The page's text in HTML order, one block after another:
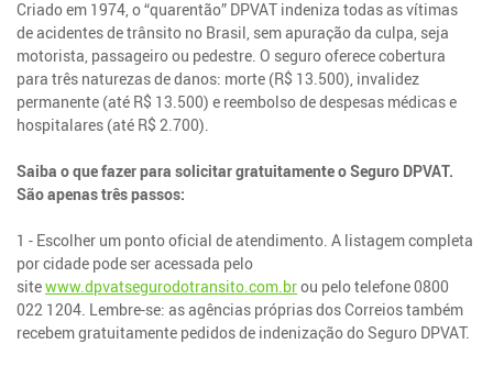
Criado em 1974, o “quarentão” DPVAT indeniza todas as vítimas
de acidentes de trânsito no Brasil, sem apuração da culpa, seja
motorista, passageiro ou pedestre. O seguro oferece cobertura
para três naturezas de danos: morte (R$ 13.500), invalidez
permanente (até R$ 13.500) e reembolso de despesas médicas e
hospitalares (até R$ 2.700).
Saiba o que fazer para solicitar gratuitamente o Seguro DPVAT.
São apenas três passos:
1 - Escolher um ponto oficial de atendimento. A listagem completa
por cidade pode ser acessada pelo
sitewww.dpvatsegurodotransito.com.brou pelo telefone 0800
022 1204. Lembre-se: as agências próprias dos Correios também
recebem gratuitamente pedidos de indenização do Seguro DPVAT.